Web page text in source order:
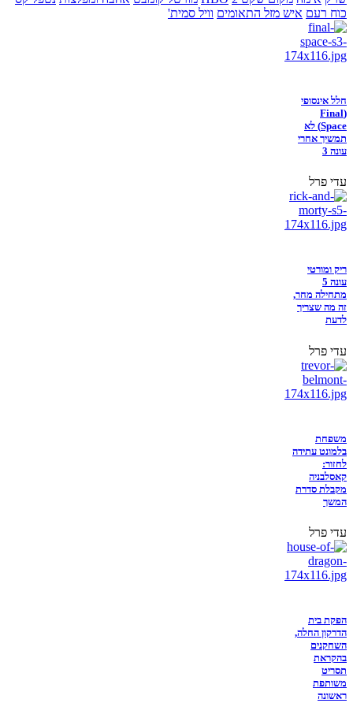
כוח רעם איש מזל התאומים וויל סמית'
חלל אינסופי
(Final
Space) לא
תמשיך אחרי
עונה 3
עדי פרל
ריק ומורטי
עונה 5
מתחילה מחר,
זה מה שצריך
לדעת
עדי פרל
משפחת
בלמונט עתידה
לחזור:
קאסלבניה
מקבלת סדרת
המשך
עדי פרל
הפקת בית
הדרקון החלה,
השחקנים
בהקראת
תסריט
משותפת
ראשונה